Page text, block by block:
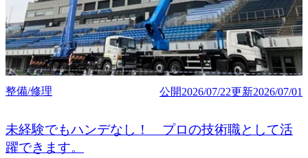
整備/修理 公開2026/07/22更新2026/07/01
未経験でもハンデなし！ プロの技術職として活
躍できます。